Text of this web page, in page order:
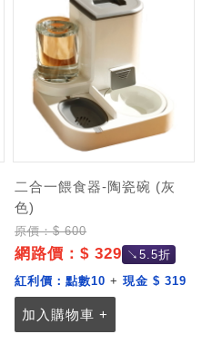
二合一餵食器-陶瓷碗 (灰
色)
原價：$ 600
網路價：$ 329 ↘5.5折
紅利價：點數10 +現金 $ 319
加入購物車 +